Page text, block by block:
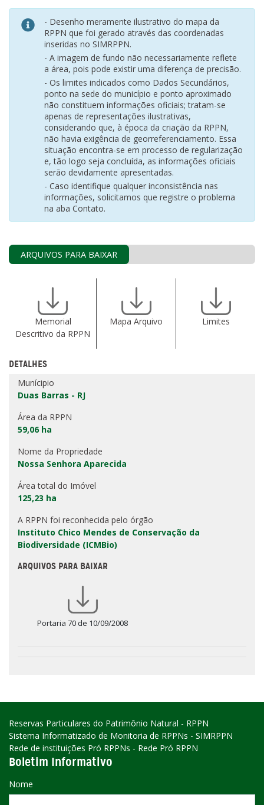
- Desenho meramente ilustrativo do mapa da
RPPN que foi gerado através das coordenadas
inseridas no SIMRPPN.
- A imagem de fundo não necessariamente reflete
a área, pois pode existir uma diferença de precisão.
- Os limites indicados como Dados Secundários,
ponto na sede do município e ponto aproximado
não constituem informações oficiais; tratam-se
apenas de representações ilustrativas,
considerando que, à época da criação da RPPN,
não havia exigência de georreferenciamento. Essa
situação encontra-se em processo de regularização
e, tão logo seja concluída, as informações oficiais
serão devidamente apresentadas.
- Caso identifique qualquer inconsistência nas
informações, solicitamos que registre o problema
na aba Contato.
ARQUIVOS PARA BAIXAR
Memorial
Descritivo da RPPN
Mapa Arquivo Limites
DETALHES
Munícipio
Duas Barras - RJ
Área da RPPN
59,06 ha
Nome da Propriedade
Nossa Senhora Aparecida
Área total do Imóvel
125,23 ha
A RPPN foi reconhecida pelo órgão
Instituto Chico Mendes de Conservação da
Biodiversidade (ICMBio)
ARQUIVOS PARA BAIXAR
Portaria 70 de 10/09/2008
Reservas Particulares do Patrimônio Natural - RPPN
Sistema Informatizado de Monitoria de RPPNs - SIMRPPN
Rede de instituições Pró RPPNs - Rede Pró RPPN
Boletim Informativo
Nome